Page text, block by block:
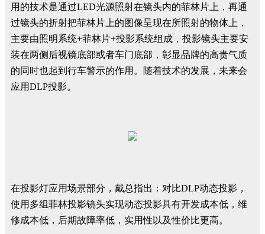
用的技术是通过LED光源照射在镜头内的菲林片上，再通
过镜头的折射把菲林片上的图像呈现在所照射的物体上，
主要由照明系统+菲林片+投影系统组成，投影镜头主要安
装在两侧后视镜底部或者车门底部，彰显品牌的高贵气质
的同时也起到行车警示的作用。随着技术的发展，未来会
应用DLP投影。
在投影灯应用场景部分，戴总指出：对比DLP动态投影，
使用多组菲林投影镜头实现动态投影具有开发成本低，维
修成本低，后期故障率低，实用性以及性价比更高。